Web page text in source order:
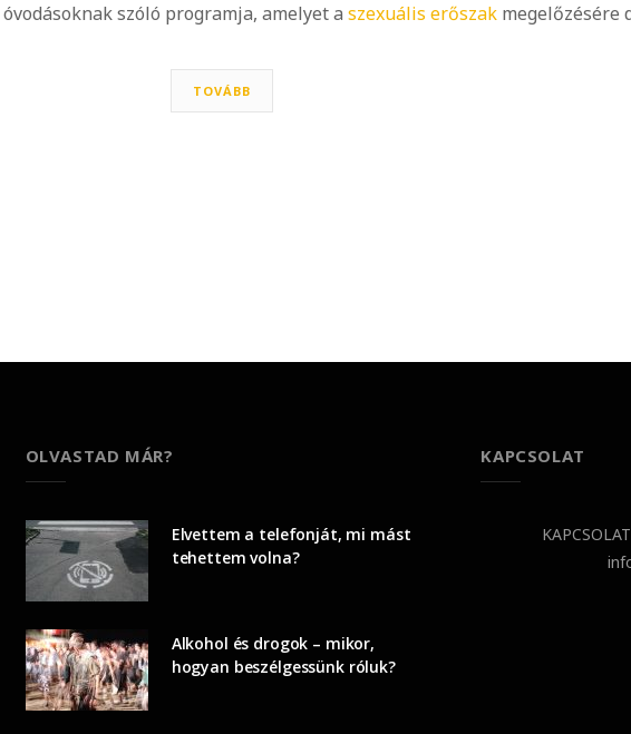
szóló programja, amelyet a szexuális erőszak megelőzésére
TOVÁBB
OLVASTAD MÁR?
Elvettem a telefonját, mi mást
tehettem volna?
Alkohol és drogok – mikor,
hogyan beszélgessünk róluk?
KAPCSOLAT